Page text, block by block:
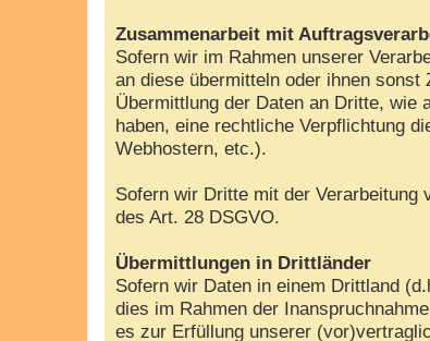
Zusammenarbeit mit
Sofern wir im Rahmen unserer
an diese übermitteln oder ihnen
Übermittlung der Daten an Dritte, wie
haben, eine rechtliche Verpflichtung
Webhostern, etc.).
Sofern wir Dritte mit der Verarbeitung
des Art. 28 DSGVO.
Übermittlungen in Drittländer
Sofern wir Daten in einem Drittland
dies im Rahmen der
es zur Erfüllung unserer